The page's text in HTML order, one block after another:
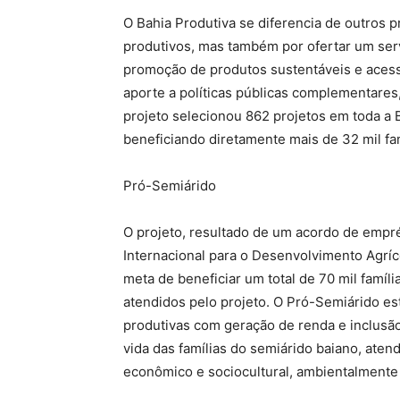
O Bahia Produtiva se diferencia de outros
produtivos, mas também por ofertar um
promoção de produtos sustentáveis e
aporte a políticas públicas
projeto selecionou 862 projetos em toda a
beneficiando diretamente mais de 32 mil
Pró-Semiárido
O projeto, resultado de um acordo de
Internacional para o Desenvolvimento
meta de beneficiar um total de 70 mil
atendidos pelo projeto. O Pró-Semiárido
produtivas com geração de renda e
vida das famílias do semiárido baiano,
econômico e sociocultural,